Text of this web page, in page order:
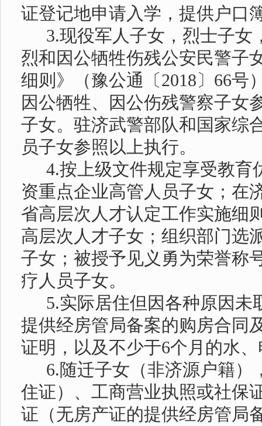
证登记地申请入学，提供户口
3.现役军人子女，烈士子女
烈和因公牺牲伤残公安民警子
细则》（豫公通〔 2018 〕 66号
因公牺牲、因公伤残警察子女
子女。驻济武警部队和国家综
员子女参照以上执行。
4.按上级文件规定享受教育
资重点企业高管人员子女；在
省高层次人才认定工作实施细
高层次人才子女；组织部门选
子女；被授予见义勇为荣誉称
疗人员子女。
5.实际居住但因各种原因未
提供经房管局备案的购房合同
证明，以及不少于6个月的水
6.随迁子女（非济源户籍）
住证）、工商营业执照或社保
证（无房产证的提供经房管局